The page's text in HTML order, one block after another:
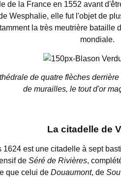
de la France en 1552 avant
Wesphalie, elle fut l'objet de
la très meutrière bataille
mondiale.
de quatre flèches
de murailles, le tout d'or
La citadelle de
1624 est une citadelle à sept
de Séré de Rivières,
que celui de Douaumont, de